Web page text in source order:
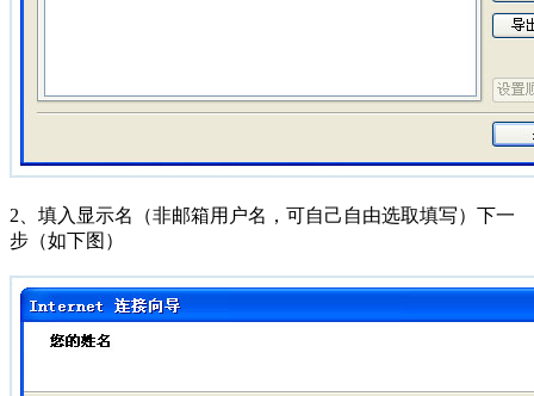
2、填入显示名（非邮箱用户名，可自己自由选取填写）下一
步（如下图）